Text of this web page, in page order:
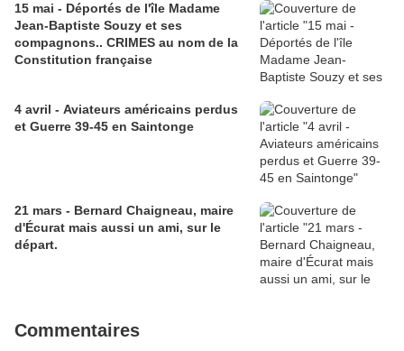
15 mai - Déportés de l'île Madame
Jean-Baptiste Souzy et ses
compagnons.. CRIMES au nom de la
Constitution française
4 avril - Aviateurs américains perdus
et Guerre 39-45 en Saintonge
21 mars - Bernard Chaigneau, maire
d'Écurat mais aussi un ami, sur le
départ.
Commentaires